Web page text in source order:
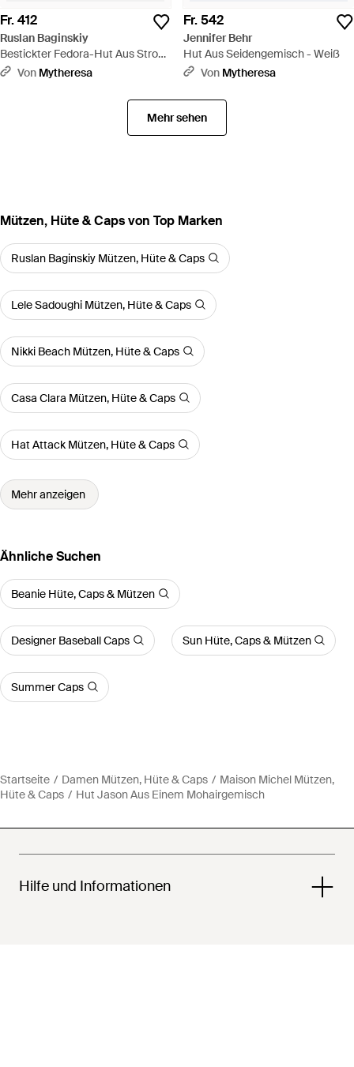
Fr. 412
Ruslan Baginskiy
Bestickter Fedora-Hut Aus Stroh
- Natur
Von Mytheresa
Fr. 542
Jennifer Behr
Hut Aus Seidengemisch - Weiß
Von Mytheresa
Mehr sehen
Mützen, Hüte & Caps von Top Marken
Ruslan Baginskiy Mützen, Hüte & Caps
Lele Sadoughi Mützen, Hüte & Caps
Nikki Beach Mützen, Hüte & Caps
Casa Clara Mützen, Hüte & Caps
Hat Attack Mützen, Hüte & Caps
Mehr anzeigen
Ähnliche Suchen
Beanie Hüte, Caps & Mützen
Designer Baseball Caps Sun Hüte, Caps & Mützen
Summer Caps
Startseite Damen Mützen, Hüte & Caps
Maison Michel Mützen,
Hüte & Caps
Hut Jason Aus Einem Mohairgemisch
Hilfe und Informationen